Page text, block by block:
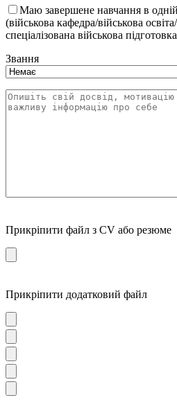
Маю завершене навчання в одній
(військова кафедра/військова
спеціалізована військова
Звання
Прикріпити файл з CV або резюме
Прикріпити додатковий файл